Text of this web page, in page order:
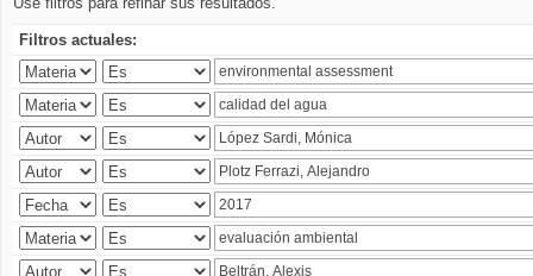
Filtros actuales: